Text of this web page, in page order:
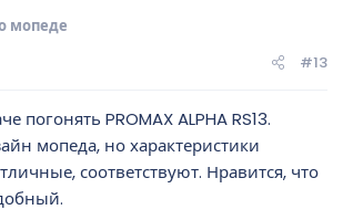
мопеде
#13
погонять PROMAX ALPHA RS13.
мопеда, но характеристики
соответствуют. Нравится, что